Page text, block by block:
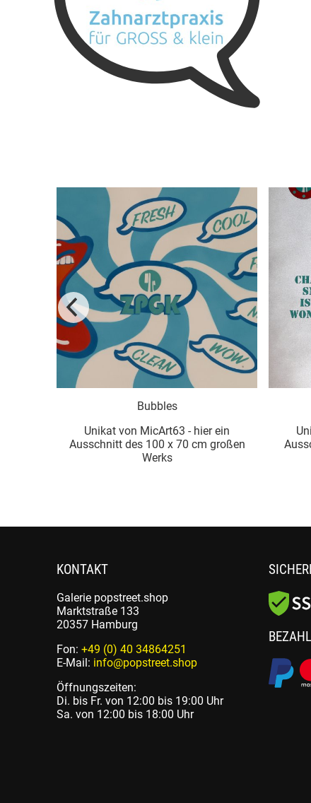
Bubbles
Unikat von MicArt63 - hier ein
Ausschnitt des 100 x 70 cm großen
Werks
KONTAKT
Galerie popstreet.shop
Marktstraße 133
20357 Hamburg
Fon: +49 (0) 40 34864251
E-Mail: info@popstreet.shop
Öffnungszeiten:
Di. bis Fr. von 12:00 bis 19:00 Uhr
Sa. von 12:00 bis 18:00 Uhr